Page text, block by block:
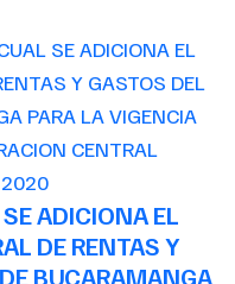
ADICIONA EL
DE RENTAS Y
BUCARAMANGA